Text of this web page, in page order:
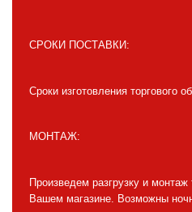
СРОКИ ПОСТАВКИ:
Сроки изготовления торгового
МОНТАЖ:
Произведем разгрузку и монтаж
Вашем магазине. Возможны